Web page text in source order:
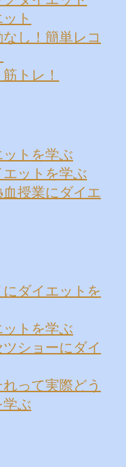
ト
し！簡単レコ
トレ！
トを学ぶ
ットを学ぶ
授業にダイエ
ダイエットを
トを学ぶ
ショーにダイ
って実際どう
ぶ